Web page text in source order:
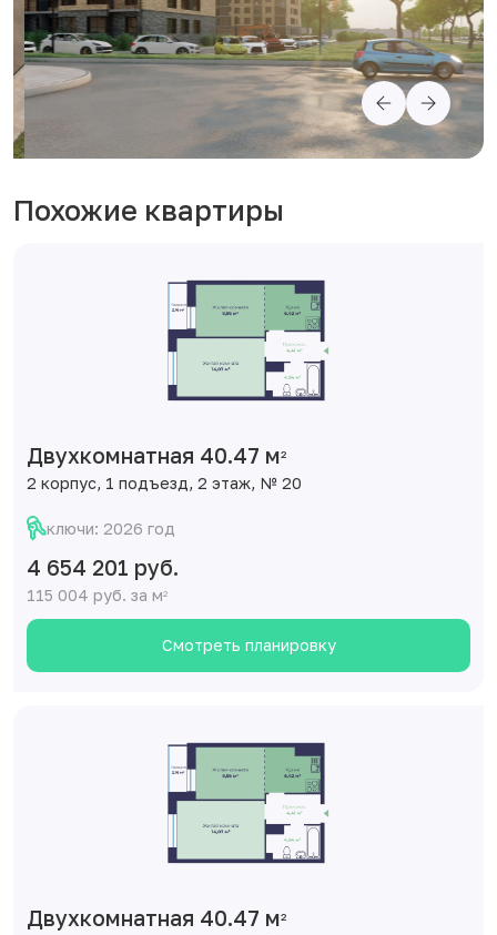
Похожие квартиры
Двухкомнатная 40.47 м2
2 корпус, 1 подъезд, 2 этаж, № 20
ключи: 2026 год
4 654 201 руб.
115 004 руб. за м2
Смотреть планировку
Двухкомнатная 40.47 м2